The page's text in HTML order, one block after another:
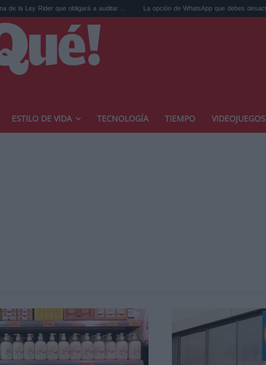
que obligará a auditar ... La opción de WhatsApp que debes desactivar hoy mis...
ESTILO DE VIDA TECNOLOGÍA TIEMPO VIDEOJUEGOS